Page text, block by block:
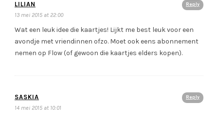
Reply
LILIAN
13 mei 2015 at 22:00
Wat een leuk idee die kaartjes! Lijkt me best leuk voor een
avondje met vriendinnen ofzo. Moet ook eens abonnement
nemen op Flow (of gewoon die kaartjes elders kopen).
Reply
SASKIA
14 mei 2015 at 10:01